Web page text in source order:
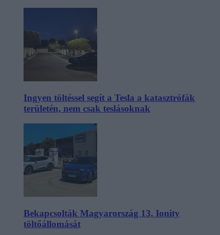
Ingyen töltéssel segít a Tesla a katasztrófák
területén, nem csak teslásoknak
Bekapcsolták Magyarország 13. Ionity
töltőállomását